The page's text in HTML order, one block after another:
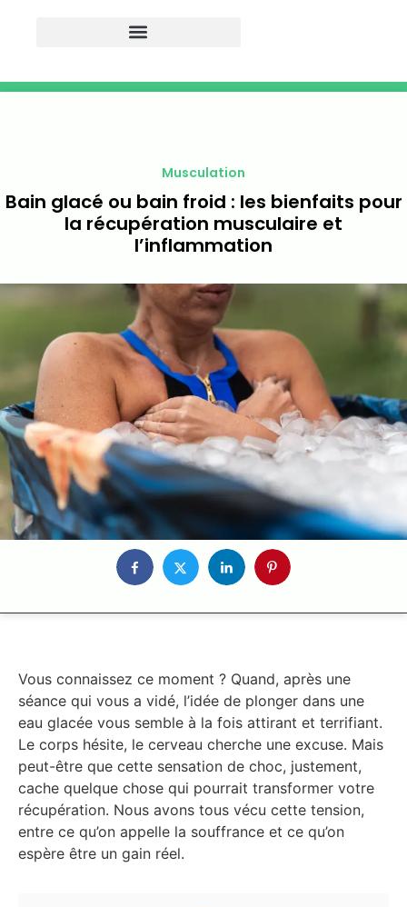
Musculation
Bain glacé ou bain froid : les bienfaits pour
la récupération musculaire et
l’inflammation
Vous connaissez ce moment ? Quand, après une
séance qui vous a vidé, l’idée de plonger dans une
eau glacée vous semble à la fois attirant et terrifiant.
Le corps hésite, le cerveau cherche une excuse. Mais
peut-être que cette sensation de choc, justement,
cache quelque chose qui pourrait transformer votre
récupération. Nous avons tous vécu cette tension,
entre ce qu’on appelle la souffrance et ce qu’on
espère être un gain réel.